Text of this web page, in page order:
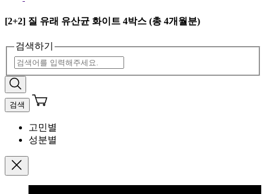
[2+2] 질 유래 유산균 화이트 4박스 (총 4개월분)
검색하기
검색
고민별
성분별